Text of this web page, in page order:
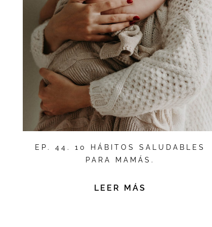
EP. 44. 10 HÁBITOS SALUDABLES
PARA MAMÁS.
LEER MÁS